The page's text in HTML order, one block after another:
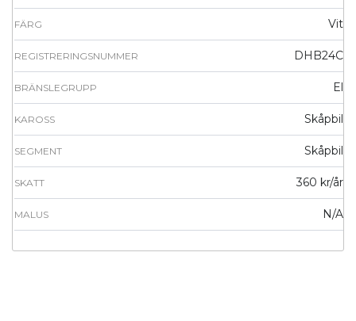
FÄRG Vit
REGISTRERINGSNUMMER DHB24C
BRÄNSLEGRUPP El
KAROSS Skåpbil
SEGMENT Skåpbil
SKATT 360 kr/år
MALUS N/A